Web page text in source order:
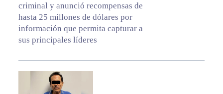
criminal y anunció recompensas de
hasta 25 millones de dólares por
información que permita capturar a
sus principales líderes